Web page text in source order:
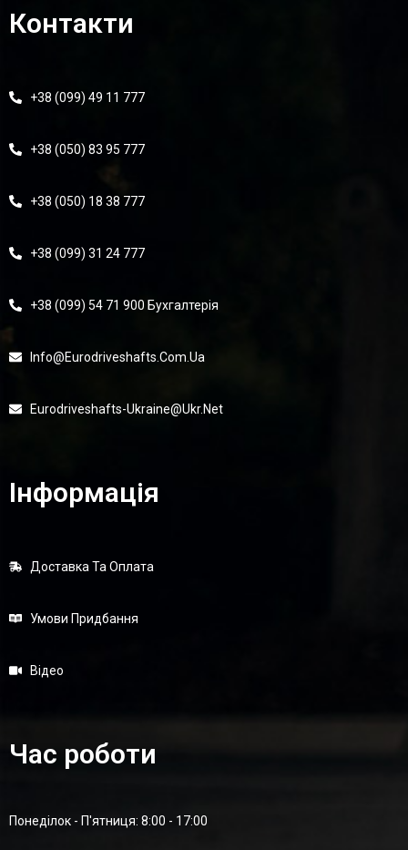
Контакти
+38 (099) 49 11 777
+38 (050) 83 95 777
+38 (050) 18 38 777
+38 (099) 31 24 777
+38 (099) 54 71 900 Бухгалтерія
Info@eurodriveshafts.com.ua
Eurodriveshafts-Ukraine@ukr.net
Інформація
Доставка Та Оплата
Умови Придбання
Відео
Час роботи
Понеділок - П'ятниця: 8:00 - 17:00